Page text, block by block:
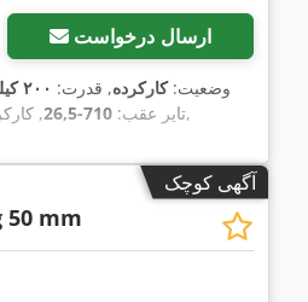
ارسال درخواست
وضعیت:کارکرده, قدرت: ۲۰۰ کیلووات (۲۷۱٫۹۲ اسب بخار)
تایر عقب: 710-26,5
, ,
آگهی کوچک
50 mm